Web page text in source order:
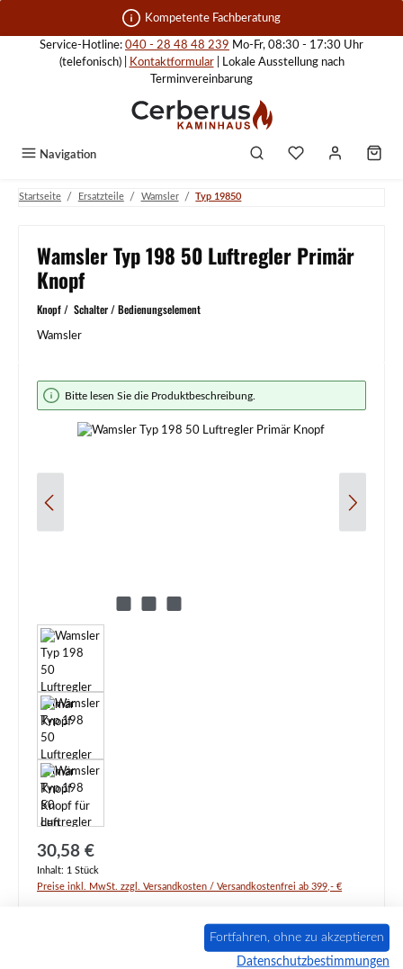
Zum Hauptinhalt springen Kompetente Fachberatung
Service-Hotline: 040 - 28 48 48 239 Mo-Fr, 08:30 - 17:30 Uhr
(telefonisch) |
Kontaktformular| Lokale Ausstellung nach
Terminvereinbarung
Navigation
Startseite / Ersatzteile / Wamsler / Typ 19850
Wamsler Typ 198 50 Luftregler Primär
Knopf
Knopf / Schalter / Bedienungselement
Wamsler
Bildergalerie überspringen
Bitte lesen Sie die Produktbeschreibung.
Regulärer Preis:
30,58 €
Inhalt: 1 Stück
Preise inkl. MwSt. zzgl. Versandkosten / Versandkostenfrei ab 399,- €
Fortfahren, ohne zu akzeptieren
Datenschutzbestimmungen